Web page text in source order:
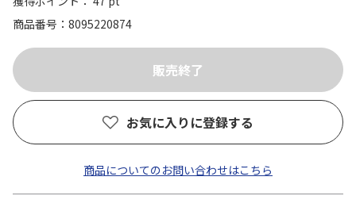
商品番号
8095220874
お気に入りに登録する
商品についてのお問い合わせはこちら